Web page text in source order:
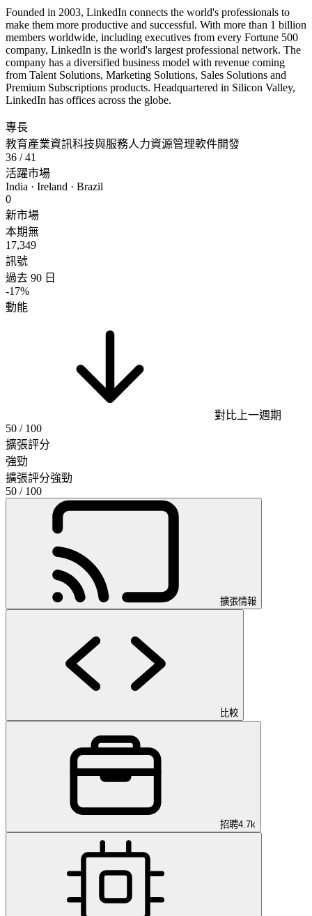
Founded in 2003, LinkedIn connects the world's professionals to
make them more productive and successful. With more than 1 billion
members worldwide, including executives from every Fortune 500
company, LinkedIn is the world's largest professional network. The
company has a diversified business model with revenue coming
from Talent Solutions, Marketing Solutions, Sales Solutions and
Premium Subscriptions products. Headquartered in Silicon Valley,
LinkedIn has offices across the globe.
專長
教育產業資訊科技與服務人力資源管理軟件開發
36 / 41
活躍市場
India · Ireland · Brazil
0
新市場
本期無
17,349
訊號
過去 90 日
-17%
動能
對比上一週期
50 / 100
擴張評分
強勁
擴張評分強勁
50 / 100
擴張情報
比較
招聘4.7k